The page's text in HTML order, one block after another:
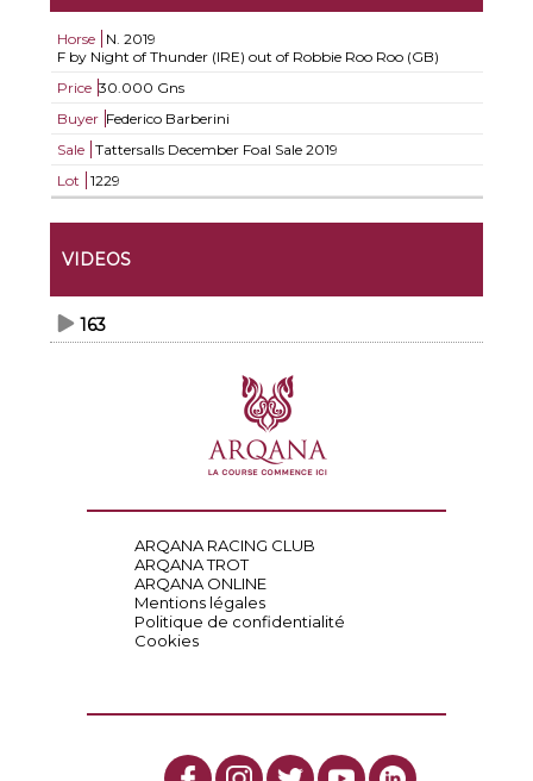
Horse N. 2019
F by Night of Thunder (IRE) out of Robbie Roo Roo (GB)
Price 30.000 Gns
Buyer Federico Barberini
Sale
Tattersalls December Foal Sale 2019
Lot
1229
VIDEOS
163
ARQANA RACING CLUB
ARQANA TROT
ARQANA ONLINE
Mentions légales
Politique de confidentialité
Cookies